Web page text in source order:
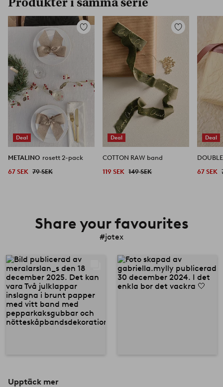
Deal
Lägg
METALINO rosett 2-pack
67 SEK 79 SEK
Deal
Lägg
COTTON RAW band
119 SEK 149 SEK
Deal
67 SEK
Share your favourites
#jotex
Upptäck mer